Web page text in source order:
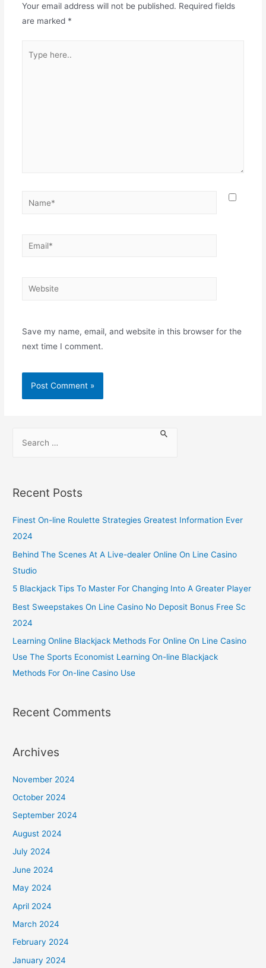
Your email address will not be published. Required fields
are marked *
Save my name, email, and website in this browser for the
next time I comment.
Recent Posts
Finest On-line Roulette Strategies Greatest Information Ever
2024
Behind The Scenes At A Live-dealer Online On Line Casino
Studio
5 Blackjack Tips To Master For Changing Into A Greater Player
Best Sweepstakes On Line Casino No Deposit Bonus Free Sc
2024
Learning Online Blackjack Methods For Online On Line Casino
Use The Sports Economist Learning On-line Blackjack
Methods For On-line Casino Use
Recent Comments
Archives
November 2024
October 2024
September 2024
August 2024
July 2024
June 2024
May 2024
April 2024
March 2024
February 2024
January 2024